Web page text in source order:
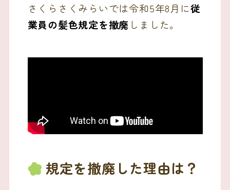
さくらさくみらいでは令和5年8月に従
業員の髪色規定を撤廃 しました。
規定を撤廃した理由は？